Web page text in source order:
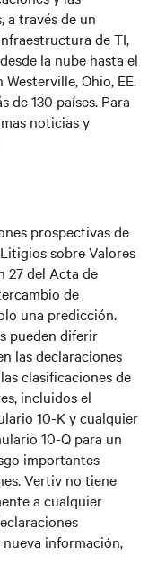
a través de un
de TI,
la nube hasta el
Ohio, EE.
de 130 países. Para
noticias y
prospectivas de
sobre Valores
27 del Acta de
de
una predicción.
pueden diferir
las declaraciones
clasificaciones de
incluidos el
10-K y cualquier
10-Q para un
importantes
Vertiv no tiene
a cualquier
información,